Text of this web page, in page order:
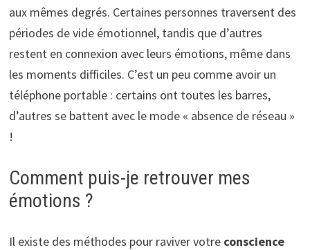
aux mêmes degrés. Certaines personnes traversent des
périodes de vide émotionnel, tandis que d’autres
restent en connexion avec leurs émotions, même dans
les moments difficiles. C’est un peu comme avoir un
téléphone portable : certains ont toutes les barres,
d’autres se battent avec le mode « absence de réseau »
!
Comment puis-je retrouver mes
émotions ?
Il existe des méthodes pour raviver votre conscience